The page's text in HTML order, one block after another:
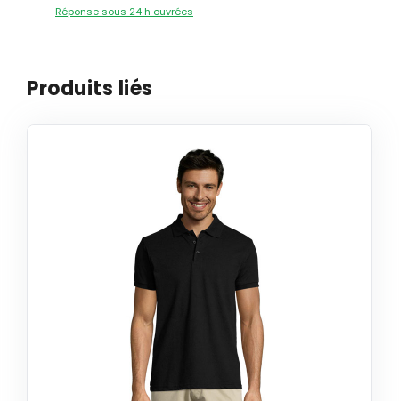
Réponse sous 24 h ouvrées
Produits liés